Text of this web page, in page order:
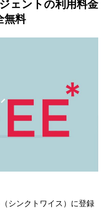
ェントの利用料金
無料
シンクトワイス）に登録